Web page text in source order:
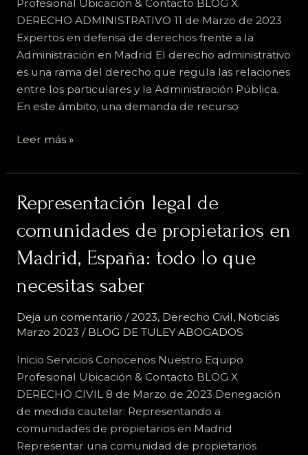
Profesional Ubicación & Contacto BLOG X
DERECHO ADMINISTRATIVO 11 de Marzo de 2023
Expertos en defensa de derechos frente a la
Administración en Madrid El derecho administrativo
es una rama del derecho que regula las relaciones
entre los particulares y la Administración Pública.
En este ámbito, una demanda de recurso
para
procesos
selectivos
de
maestros.
Leer más »
Representación legal de
comunidades de propietarios en
Madrid, España: todo lo que
necesitas saber
Deja un comentario /2023, Derecho Civil, Noticias
Marzo 2023 / BLOG DE TULEY ABOGADOS
Inicio Servicios Conocenos Nuestro Equipo
Profesional Ubicación & Contacto BLOG X
DERECHO CIVIL 8 de Marzo de 2023 Denegación
de medida cautelar: Representando a
comunidades de propietarios en Madrid
Representar una comunidad de propietarios
Representación
legal
de
comunidades
de
propietarios
Madrid,
España: